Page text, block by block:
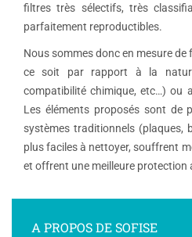
filtres très sélectifs, très
parfaitement reproductibles.
Nous sommes donc en mesure
ce soit par rapport à la
compatibilité chimique, etc…) ou
Les éléments proposés sont de
systèmes traditionnels (plaques,
plus faciles à nettoyer, souffrent
et offrent une meilleure protection
A PROPOS DE SOFISE